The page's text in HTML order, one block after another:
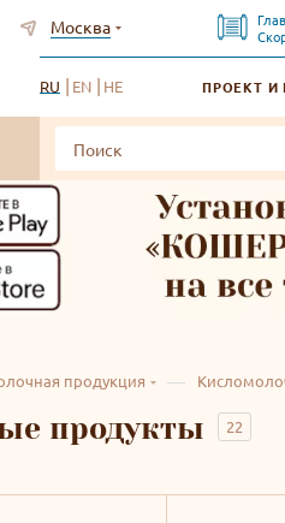
Москва
RU EN HE ПРОЕКТ И
продукция —
продукты 22